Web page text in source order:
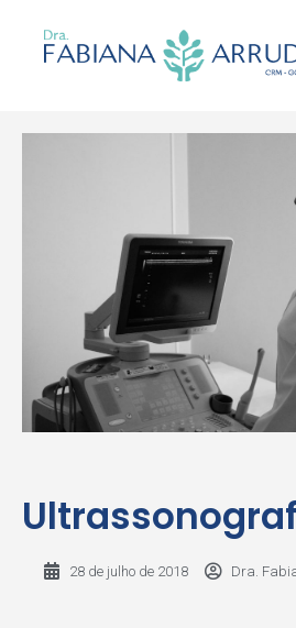
28 de julho de 2018 Dra.